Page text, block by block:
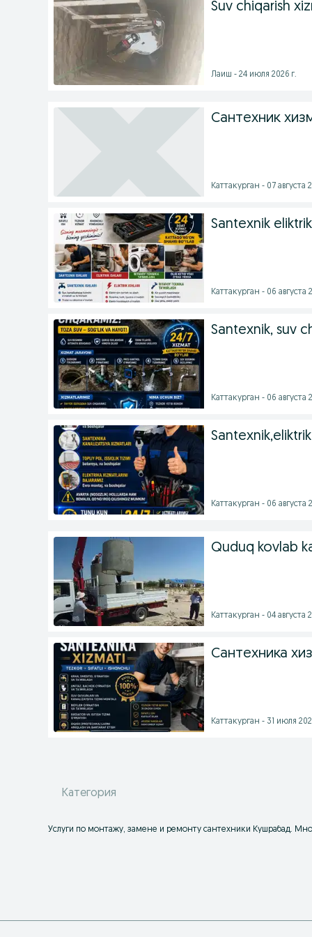
Suv chiqarish
Лаиш - 24 июля 2026 г.
Сантехник
Каттакурган - 07 августа
Santexnik
Каттакурган - 06 августа
Santexnik, suv
Каттакурган - 06 августа
Santexnik,eliktrik
Каттакурган - 06 августа
Quduq kovlab
Каттакурган - 04 августа
Сантехника
Каттакурган - 31 июля
Категория
Услуги по монтажу, замене и ремонту сантехники Кушрабад.